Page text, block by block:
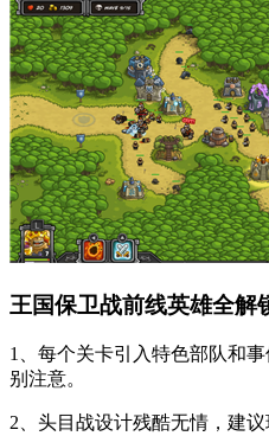
王国保卫战前线英雄全解
1、每个关卡引入特色部队和
别注意。
2、头目战设计残酷无情，建